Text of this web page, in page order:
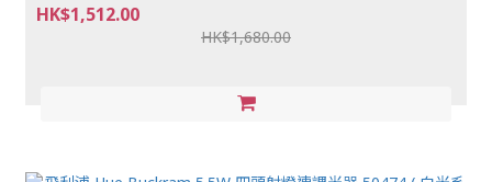
HK$1,512.00
HK$1,680.00